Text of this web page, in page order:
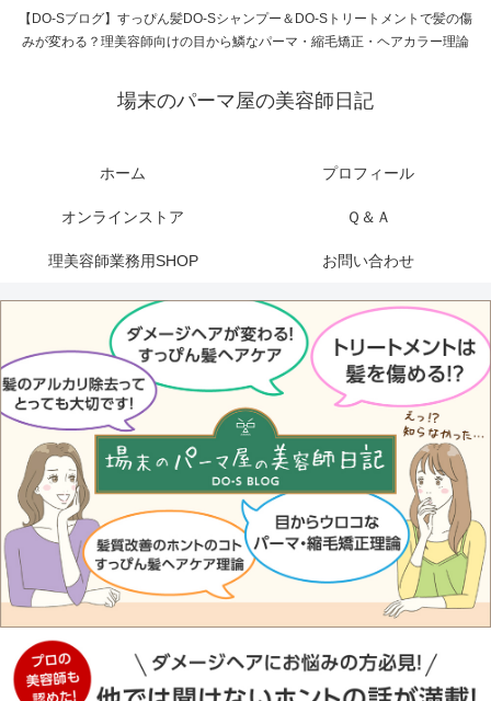
【DO-Sブログ】すっぴん髪DO-Sシャンプー＆DO-Sトリートメントで髪の傷
みが変わる？理美容師向けの目から鱗なパーマ・縮毛矯正・ヘアカラー理論
場末のパーマ屋の美容師日記
ホーム プロフィール
オンラインストア Ｑ＆Ａ
理美容師業務用SHOP お問い合わせ